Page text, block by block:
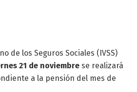
de los Seguros Sociales (IVSS)
21 de noviembre se realizará
a la pensión del mes de